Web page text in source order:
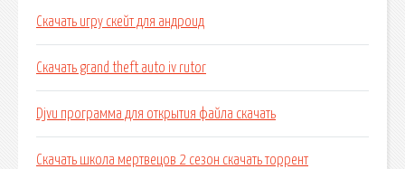
Скачать игру скейт для андроид
Скачать grand theft auto iv rutor
Djvu программа для открытия файла скачать
Скачать школа мертвецов 2 сезон скачать торрент